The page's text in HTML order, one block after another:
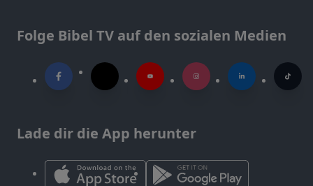
Folge Bibel TV auf den sozialen Medien
Lade dir die App herunter